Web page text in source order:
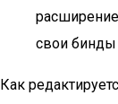
свои
Как